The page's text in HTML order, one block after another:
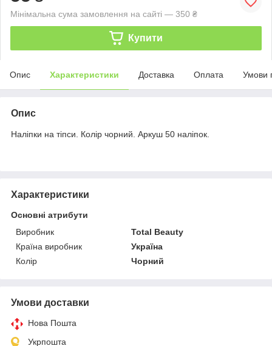
Мінімальна сума замовлення на сайті — 350 ₴
Купити
Опис Характеристики Доставка Оплата Умови
Опис
Наліпки на тіпси. Колір чорний. Аркуш 50 наліпок.
Характеристики
Основні атрибути
Виробник
Total Beauty
Країна виробник
Україна
Колір
Чорний
Умови доставки
Нова Пошта
Укрпошта